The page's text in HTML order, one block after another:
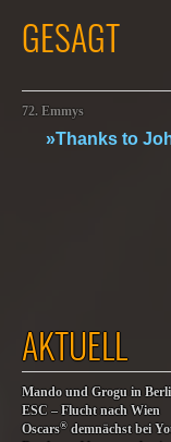
GESAGT
72. Emmys
»Thanks to
AKTUELL
Mando und Grogu in
ESC – Flucht nach Wien
Oscars® demnächst bei